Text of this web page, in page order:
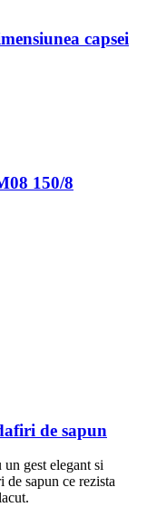
capsei
150/8
de sapun
gest elegant si
sapun ce rezista